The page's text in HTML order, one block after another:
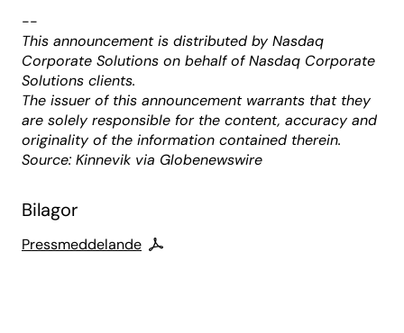
--
This announcement is distributed by Nasdaq
Corporate Solutions on behalf of Nasdaq Corporate
Solutions clients.
The issuer of this announcement warrants that they
are solely responsible for the content, accuracy and
originality of the information contained therein.
Source: Kinnevik via Globenewswire
Bilagor
Pressmeddelande